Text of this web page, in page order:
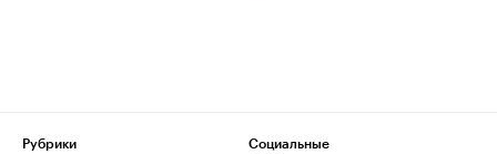
Рубрики
Социальные